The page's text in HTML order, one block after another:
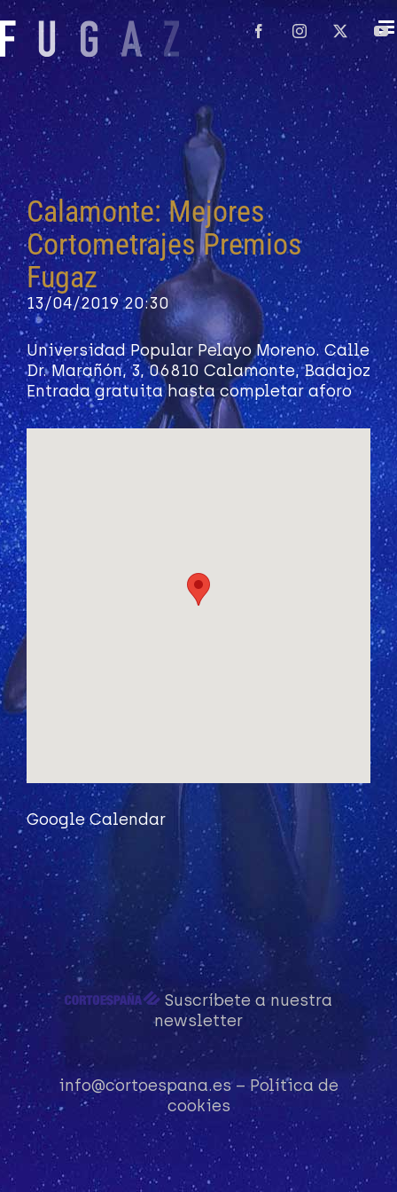
Saltar
al
contenido
FacebookInstagram
Calamonte: Mejores
Cortometrajes Premios
Fugaz
13/04/2019 20:30
Universidad Popular Pelayo Moreno. Calle
Dr. Marañón, 3, 06810 Calamonte, Badajoz
Entrada gratuita hasta completar aforo
Google Calendar
Suscríbete a nuestra
newsletter
info@cortoespana.es– Política de
cookies